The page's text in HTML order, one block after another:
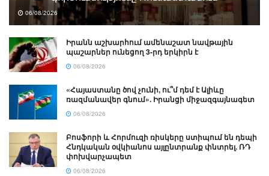
06/08/2026
Իրանն աշխարհում ամենաշատ նավթային
պաշարներ ունեցող 3-րդ երկիրն է
06/08/2026
«Հայաստանը ծով չունի, ու՞մ դեմ է Ալիևը
ռազմանավեր գնում». Իրանցի միջազգայնագետ
06/08/2026
Բոսֆորի և Հորմուզի ռիսկերը ստիպում են դեպի
Հնդկական օվկիանոս այլընտրանք փնտրել. ՌԴ
փոխվարչապետ
06/08/2026